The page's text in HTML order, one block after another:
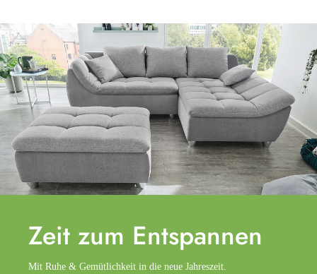
Zeit zum Entspannen
Mit Ruhe & Gemütlichkeit in die neue Jahreszeit.